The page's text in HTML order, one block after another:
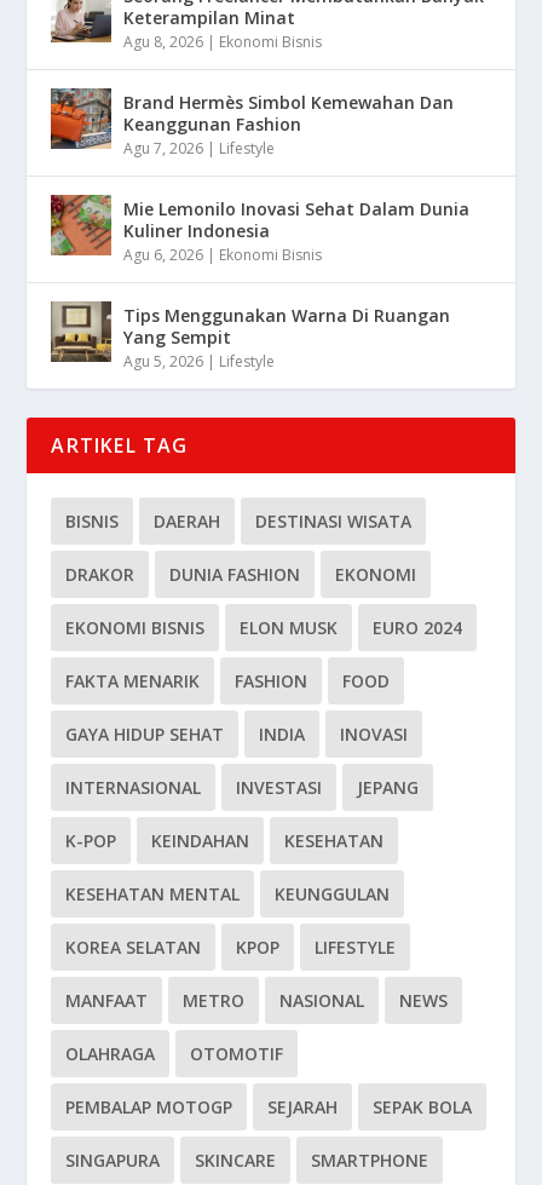
Keterampilan Minat
Agu 8, 2026 | Ekonomi Bisnis
Brand Hermès Simbol Kemewahan Dan
Keanggunan Fashion
Agu 7, 2026 | Lifestyle
Mie Lemonilo Inovasi Sehat Dalam Dunia
Kuliner Indonesia
Agu 6, 2026 | Ekonomi Bisnis
Tips Menggunakan Warna Di Ruangan
Yang Sempit
Agu 5, 2026 | Lifestyle
ARTIKEL TAG
BISNIS DAERAH DESTINASI WISATA
DRAKOR DUNIA FASHION EKONOMI
EKONOMI BISNIS ELON MUSK EURO 2024
FAKTA MENARIK FASHION FOOD
GAYA HIDUP SEHAT INDIA INOVASI
INTERNASIONAL INVESTASI JEPANG
K-POP KEINDAHAN KESEHATAN
KESEHATAN MENTAL KEUNGGULAN
KOREA SELATAN KPOP LIFESTYLE
MANFAAT METRO NASIONAL NEWS
OLAHRAGA OTOMOTIF
PEMBALAP MOTOGP SEJARAH SEPAK BOLA
SINGAPURA SKINCARE SMARTPHONE